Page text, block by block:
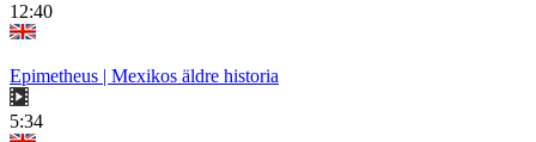
12:40
Epimetheus | Mexikos äldre historia
5:34